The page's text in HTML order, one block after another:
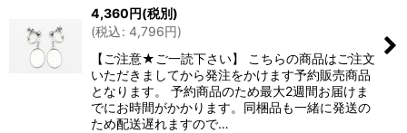
4,360円(税別)
(税込: 4,796円)
【ご注意★ご一読下さい】 こちらの商品はご注文
いただきましてから発注をかけます予約販売商品
となります。 予約商品のため最大2週間お届けま
でにお時間がかかります。同梱品も一緒に発送の
ため配送遅れますので…